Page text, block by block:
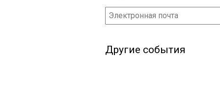
Другие события